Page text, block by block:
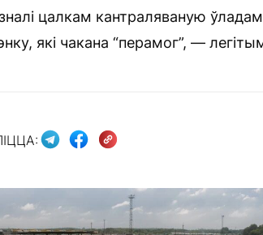
цалкам кантраляваную
які чакана “перамог”, —